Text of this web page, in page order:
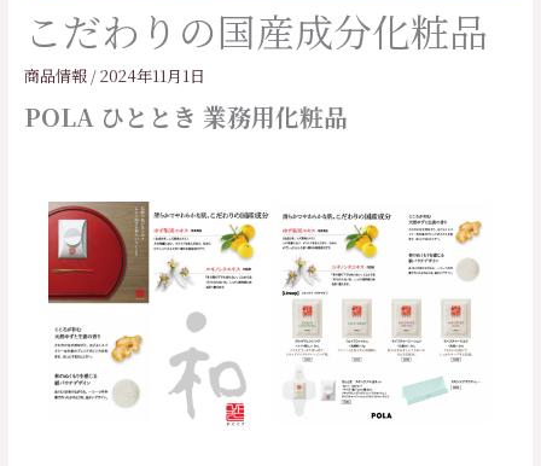
こだわりの国産成分化粧品
商品情報 /2024年11月1日
POLA ひととき 業務用化粧品